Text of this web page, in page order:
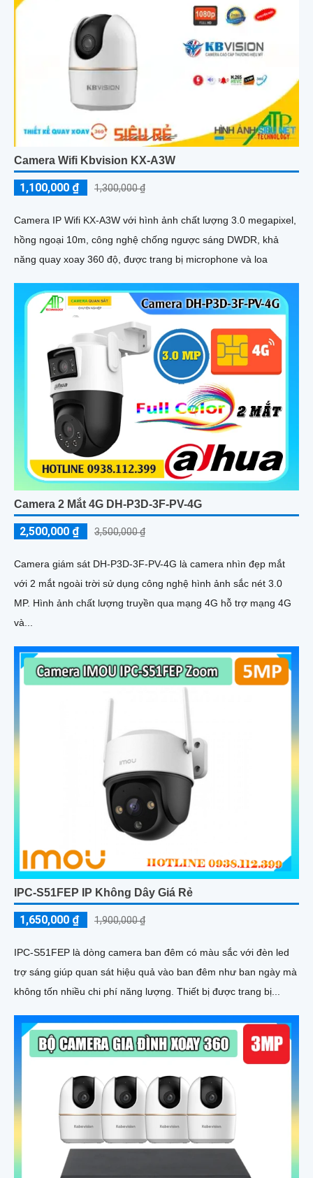
Camera Wifi Kbvision KX-A3W
1,100,000 ₫ 1,300,000 ₫
Camera IP Wifi KX-A3W với hình ảnh chất lượng 3.0 megapixel,
hồng ngoại 10m, công nghệ chống ngược sáng DWDR, khả
năng quay xoay 360 độ, được trang bị microphone và loa
Camera 2 Mắt 4G DH-P3D-3F-PV-4G
2,500,000 ₫ 3,500,000 ₫
Camera giám sát DH-P3D-3F-PV-4G là camera nhìn đẹp mắt
với 2 mắt ngoài trời sử dụng công nghệ hình ảnh sắc nét 3.0
MP. Hình ảnh chất lượng truyền qua mạng 4G hỗ trợ mạng 4G
và...
IPC-S51FEP IP Không Dây Giá Rẻ
1,650,000 ₫ 1,900,000 ₫
IPC-S51FEP là dòng camera ban đêm có màu sắc với đèn led
trợ sáng giúp quan sát hiệu quả vào ban đêm như ban ngày mà
không tốn nhiều chi phí năng lượng. Thiết bị được trang bị...